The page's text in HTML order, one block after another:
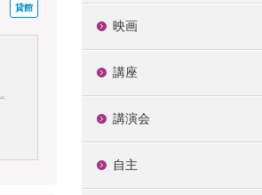
貸館
映画
講座
講演会
自主